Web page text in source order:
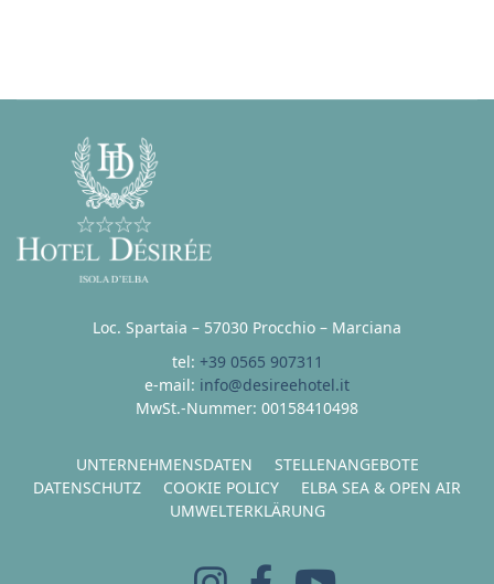
Loc. Spartaia – 57030 Procchio – Marciana
tel: +39 0565 907311
e-mail: info@desireehotel.it
MwSt.-Nummer: 00158410498
UNTERNEHMENSDATEN
STELLENANGEBOTE
DATENSCHUTZ
COOKIE POLICY
ELBA SEA & OPEN AIR
UMWELTERKLÄRUNG